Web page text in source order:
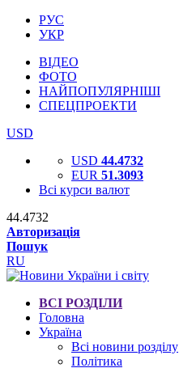
РУС
УКР
ВІДЕО
ФОТО
НАЙПОПУЛЯРНІШІ
СПЕЦПРОЕКТИ
USD
USD 44.4732
EUR 51.3093
Всі курси валют
44.4732
Авторизація
Пошук
RU
ВСІ РОЗДІЛИ
Головна
Україна
Всі новини розділу
Політика